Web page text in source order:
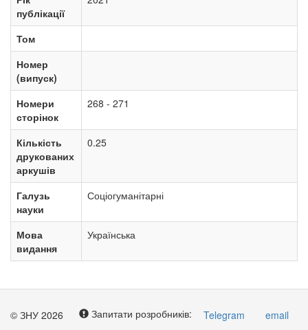
публікації
Том
Номер
(випуск)
Номери
сторінок
268 - 271
Кількість
друкованих
аркушів
0.25
Галузь
науки
Соціогуманітарні
Мова
видання
Українська
© ЗНУ 2026 Запитати розробників: Telegram email